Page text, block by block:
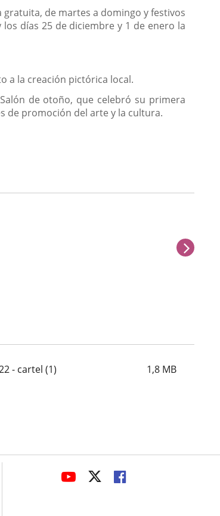
gratuita, de martes a domingo y festivos
días 25 de diciembre y 1 de enero la
a la creación pictórica local.
de otoño, que celebró su primera
de promoción del arte y la cultura.
- cartel (1) 1,8 MB
ENLACEENLACEENLACE